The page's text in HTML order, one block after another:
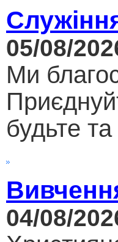
05/08/
Ми
будьте
04/08/